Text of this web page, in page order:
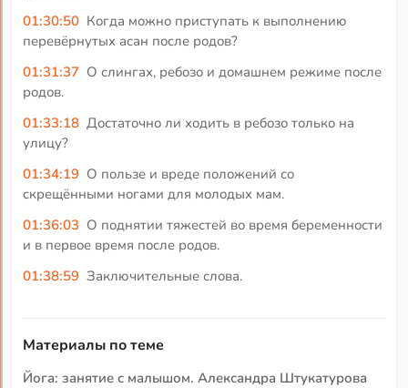
01:30:50 Когда можно приступать к выполнению
перевёрнутых асан после родов?
01:31:37 О слингах, ребозо и домашнем режиме после
родов.
01:33:18 Достаточно ли ходить в ребозо только на
улицу?
01:34:19 О пользе и вреде положений со
скрещёнными ногами для молодых мам.
01:36:03 О поднятии тяжестей во время беременности
и в первое время после родов.
01:38:59 Заключительные слова.
Материалы по теме
Йога: занятие с малышом. Александра Штукатурова